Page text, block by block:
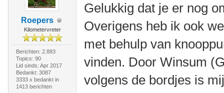
Roepers
Kilometervreter
Berichten: 2.883
Topics: 90
Lid sinds: Apr 2017
Bedankt: 3087
3333 x bedankt in
1413 berichten
Gelukkig dat je er nog
Overigens heb ik ook
met behulp van
vinden. Door Winsum
volgens de bordjes is